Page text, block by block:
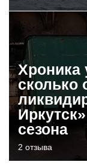
Хроника
сколько
сезона
2 отзыва